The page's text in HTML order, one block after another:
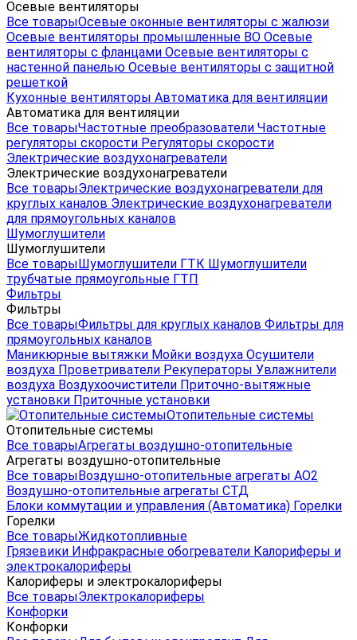
Осевые вентиляторы
Все товарыОсевые оконные вентиляторы с жалюзи
Осевые вентиляторы промышленные ВО Осевые
вентиляторы с фланцами Осевые вентиляторы с
настенной панелью Осевые вентиляторы с защитной
решеткой
Кухонные вентиляторы Автоматика для вентиляции
Автоматика для вентиляции
Все товарыЧастотные преобразователи Частотные
регуляторы скорости Регуляторы скорости
Электрические воздухонагреватели
Электрические воздухонагреватели
Все товарыЭлектрические воздухонагреватели для
круглых каналов Электрические воздухонагреватели
для прямоугольных каналов
Шумоглушители
Шумоглушители
Все товарыШумоглушители ГТК Шумоглушители
трубчатые прямоугольные ГТП
Фильтры
Фильтры
Все товарыФильтры для круглых каналов Фильтры для
прямоугольных каналов
Маникюрные вытяжки Мойки воздуха Осушители
воздуха Проветриватели Рекуператоры Увлажнители
воздуха Воздухоочистители Приточно-вытяжные
установки Приточные установки
Отопительные системы
Отопительные системы
Все товарыАгрегаты воздушно-отопительные
Агрегаты воздушно-отопительные
Все товарыВоздушно-отопительные агрегаты АО2
Воздушно-отопительные агрегаты СТД
Блоки коммутации и управления (Автоматика) Горелки
Горелки
Все товарыЖидкотопливные
Грязевики Инфракрасные обогреватели Калориферы и
электрокалориферы
Калориферы и электрокалориферы
Все товарыЭлектрокалориферы
Конфорки
Конфорки